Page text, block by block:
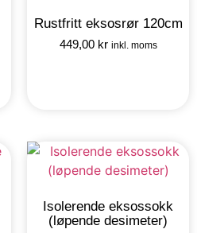
Rustfritt eksosrør 120cm
449,00 kr inkl. moms
Isolerende eksossokk
(løpende desimeter)